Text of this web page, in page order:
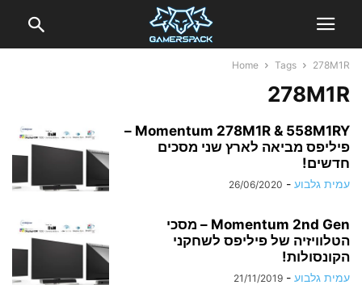
Home Tags 278M1R
278M1R
Momentum 278M1R & 558M1RY –
פיליפס מביאה לארץ שני מסכים
חדשים!
עמית גלבוע -
26/06/2020
Momentum 2nd Gen – מסכי
הטלוויזיה של פיליפס לשחקני
הקונסולות!
עמית גלבוע -
21/11/2019